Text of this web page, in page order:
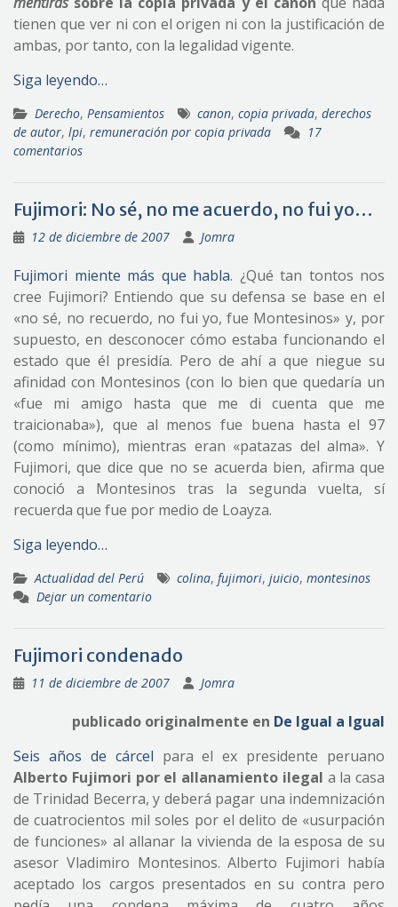
tienen que ver ni con el origen ni con la justificación de
ambas, por tanto, con la legalidad vigente.
Siga leyendo…
Derecho, Pensamientos canon, copia privada, derechos
de autor, lpi, remuneración por copia privada
17
comentarios
Fujimori: No sé, no me acuerdo, no fui yo…
12 de diciembre de 2007 Jomra
Fujimori miente más que habla. ¿Qué tan tontos nos
cree Fujimori? Entiendo que su defensa se base en el
«no sé, no recuerdo, no fui yo, fue Montesinos» y, por
supuesto, en desconocer cómo estaba funcionando el
estado que él presidía. Pero de ahí a que niegue su
afinidad con Montesinos (con lo bien que quedaría un
«fue mi amigo hasta que me di cuenta que me
traicionaba»), que al menos fue buena hasta el 97
(como mínimo), mientras eran «patazas del alma». Y
Fujimori, que dice que no se acuerda bien, afirma que
conoció a Montesinos tras la segunda vuelta, sí
recuerda que fue por medio de Loayza.
Siga leyendo…
Actualidad del Perú colina, fujimori, juicio, montesinos
Dejar un comentario
Fujimori condenado
11 de diciembre de 2007 Jomra
publicado originalmente en De Igual a Igual
Seis años de cárcel para el ex presidente peruano
Alberto Fujimori por el allanamiento ilegal a la casa
de Trinidad Becerra, y deberá pagar una indemnización
de cuatrocientos mil soles por el delito de «usurpación
de funciones» al allanar la vivienda de la esposa de su
asesor Vladimiro Montesinos. Alberto Fujimori había
aceptado los cargos presentados en su contra pero